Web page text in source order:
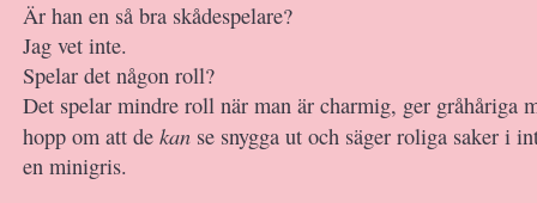
Är han en så bra skådespelare?
Jag vet inte.
Spelar det någon roll?
Det spelar mindre roll när man är charmig, ger gråhåriga
hopp om att de kan se snygga ut och säger roliga saker i
en minigris.